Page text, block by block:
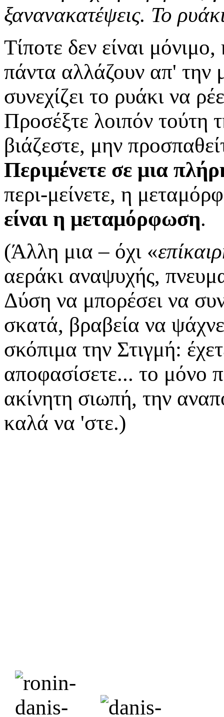
ξανανακατέψεις. Το
Τίποτε δεν είναι
πάντα αλλάζουν απ' την
συνεχίζει το ρυάκι να
Προσέξτε λοιπόν
βιάζεστε, μην
Περιμένετε σε μια
περι-μείνετε, η
είναι η μεταμόρφωση.
(Άλλη μια – όχι «
αεράκι αναψυχής,
Δύση να μπορέσει να
σκατά, βραβεία να
σκόπιμα την Στιγμή:
αποφασίσετε... το μόνο
ακίνητη σιωπή, την
καλά να 'στε.)